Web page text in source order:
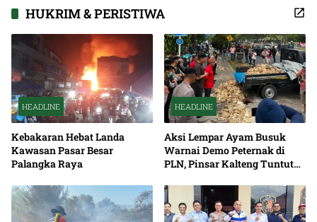
HUKRIM & PERISTIWA
HEADLINE
Kebakaran Hebat Landa
Kawasan Pasar Besar
Palangka Raya
HEADLINE
Aksi Lempar Ayam Busuk
Warnai Demo Peternak di
PLN, Pinsar Kalteng Tuntut